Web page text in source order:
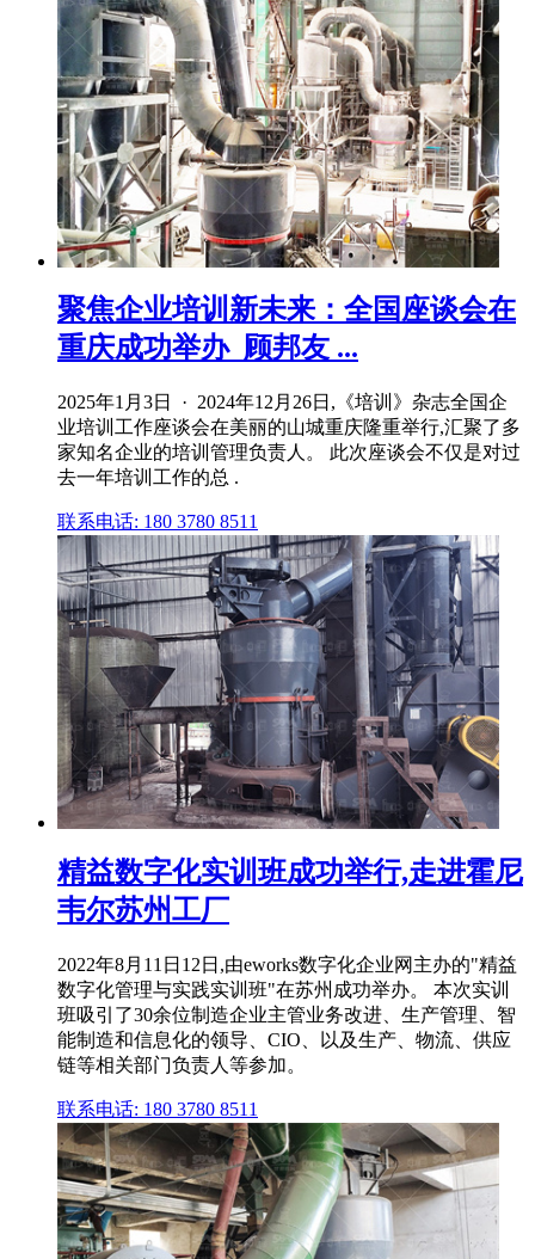
聚焦企业培训新未来：全国座谈会在
重庆成功举办_顾邦友 ...
2025年1月3日 · 2024年12月26日,《培训》杂志全国企
业培训工作座谈会在美丽的山城重庆隆重举行,汇聚了多
家知名企业的培训管理负责人。 此次座谈会不仅是对过
去一年培训工作的总 .
联系电话: 180 3780 8511
精益数字化实训班成功举行,走进霍尼
韦尔苏州工厂
2022年8月11日12日,由eworks数字化企业网主办的"精益
数字化管理与实践实训班"在苏州成功举办。 本次实训
班吸引了30余位制造企业主管业务改进、生产管理、智
能制造和信息化的领导、CIO、以及生产、物流、供应
链等相关部门负责人等参加。
联系电话: 180 3780 8511